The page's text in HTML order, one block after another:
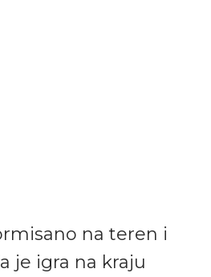
na teren i
je igra na kraju